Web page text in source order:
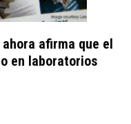
afirma que el
en laboratorios